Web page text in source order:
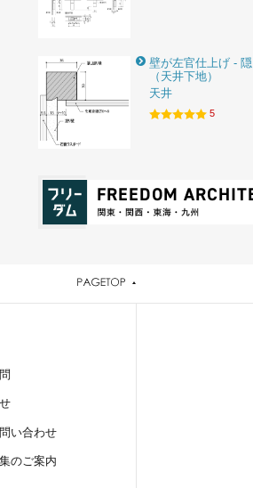
壁が左官仕上げ -
（天井下地）
天井
5
い合わせ
のご案内